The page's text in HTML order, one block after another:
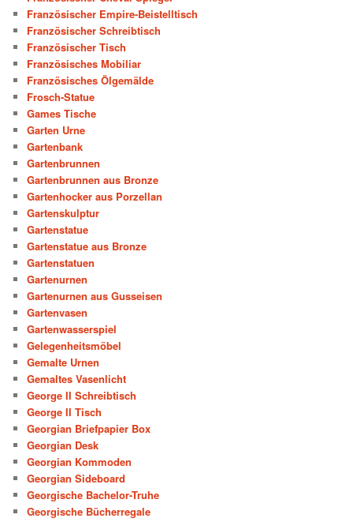
Französischer Empire-Beistelltisch
Französischer Schreibtisch
Französischer Tisch
Französisches Mobiliar
Französisches Ölgemälde
Frosch-Statue
Games Tische
Garten Urne
Gartenbank
Gartenbrunnen
Gartenbrunnen aus Bronze
Gartenhocker aus Porzellan
Gartenskulptur
Gartenstatue
Gartenstatue aus Bronze
Gartenstatuen
Gartenurnen
Gartenurnen aus Gusseisen
Gartenvasen
Gartenwasserspiel
Gelegenheitsmöbel
Gemalte Urnen
Gemaltes Vasenlicht
George II Schreibtisch
George II Tisch
Georgian Briefpapier Box
Georgian Desk
Georgian Kommoden
Georgian Sideboard
Georgische Bachelor-Truhe
Georgische Bücherregale